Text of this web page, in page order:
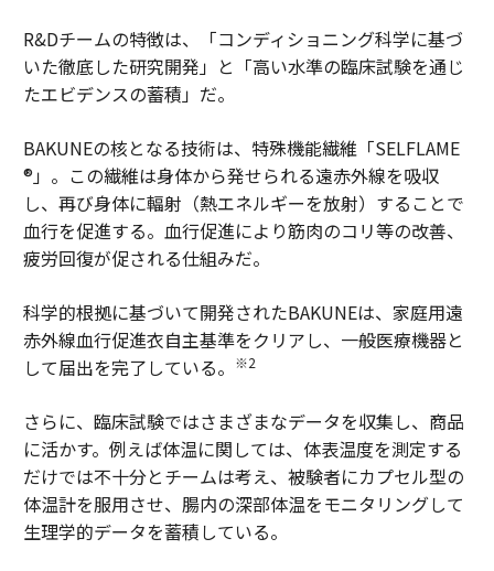
R&Dチームの特徴は、「コンディショニング科学に基づ
いた徹底した研究開発」と「高い水準の臨床試験を通じ
たエビデンスの蓄積」だ。
BAKUNEの核となる技術は、特殊機能繊維「SELFLAME
®」。この繊維は身体から発せられる遠赤外線を吸収
し、再び身体に輻射（熱エネルギーを放射）することで
血行を促進する。血行促進により筋肉のコリ等の改善、
疲労回復が促される仕組みだ。
科学的根拠に基づいて開発されたBAKUNEは、家庭用遠
赤外線血行促進衣自主基準をクリアし、一般医療機器と
して届出を完了している。
※2
さらに、臨床試験ではさまざまなデータを収集し、商品
に活かす。例えば体温に関しては、体表温度を測定する
だけでは不十分とチームは考え、被験者にカプセル型の
体温計を服用させ、腸内の深部体温をモニタリングして
生理学的データを蓄積している。